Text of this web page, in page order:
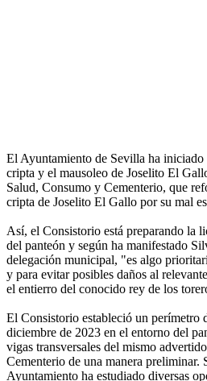
El Ayuntamiento de Sevilla ha iniciado
cripta y el mausoleo de Joselito El
Salud, Consumo y Cementerio, que
cripta de Joselito El Gallo por su mal
Así, el Consistorio está preparando la
del panteón y según ha manifestado
delegación municipal, "es algo
y para evitar posibles daños al
el entierro del conocido rey de los
El Consistorio estableció un perímetro
diciembre de 2023 en el entorno del
vigas transversales del mismo
Cementerio de una manera preliminar.
Ayuntamiento ha estudiado diversas